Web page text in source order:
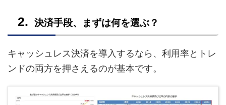
決済手段、まずは何を選ぶ？
キャッシュレス決済を導入するなら、利用率とトレ
ンドの両方を押さえるのが基本です。